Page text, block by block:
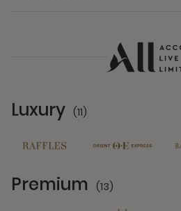
Luxury (11)
Premium (13)